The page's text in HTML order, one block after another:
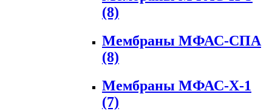
(8)
Мембраны МФАС-СПА
(8)
Мембраны МФАС-Х-1
(7)